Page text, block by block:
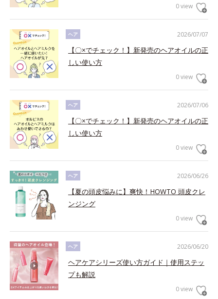
0 view
2026/07/07
ヘア
【〇×でチェック！】新発売のヘアオイルの正
しい使い方
0 view
2026/07/06
ヘア
【〇×でチェック！】新発売のヘアオイルの正
しい使い方
0 view
2026/06/26
ヘア
【夏の頭皮悩みに】爽快！HOWTO 頭皮クレ
ンジング
0 view
2026/06/20
ヘア
ヘアケアシリーズ使い方ガイド｜使用ステッ
プも解説
0 view